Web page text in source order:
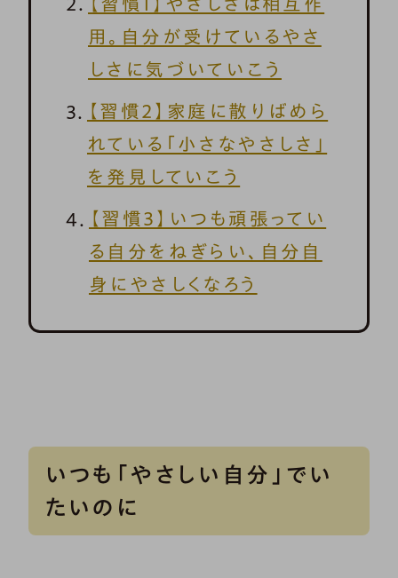
用。自分が受けているやさ
しさに気づいていこう
【習慣2】家庭に散りばめら
れている「小さなやさしさ」
を発見していこう
【習慣3】いつも頑張ってい
る自分をねぎらい、自分自
身にやさしくなろう
いつも「やさしい自分」でい
たいのに